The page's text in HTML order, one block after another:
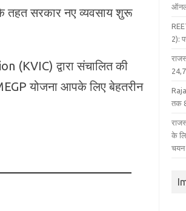
तहत सरकार नए व्यवसाय शुरू
द्वारा संचालित की
योजना आपके लिए बेहतरीन
2):
तक
के
चयन